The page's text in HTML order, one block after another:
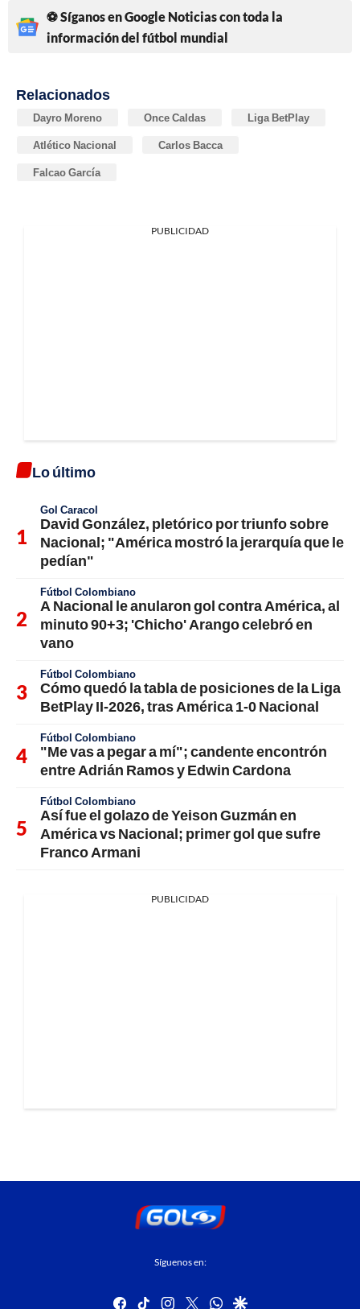
⚽ Síganos en Google Noticias con toda la
información del fútbol mundial
Relacionados
Dayro Moreno Once Caldas Liga BetPlay
Atlético Nacional Carlos Bacca
Falcao García
PUBLICIDAD
Lo último
Gol Caracol
David González, pletórico por triunfo sobre
Nacional; "América mostró la jerarquía que le
pedían"
Fútbol Colombiano
A Nacional le anularon gol contra América, al
minuto 90+3; 'Chicho' Arango celebró en
vano
Fútbol Colombiano
Cómo quedó la tabla de posiciones de la Liga
BetPlay II-2026, tras América 1-0 Nacional
Fútbol Colombiano
"Me vas a pegar a mí"; candente encontrón
entre Adrián Ramos y Edwin Cardona
Fútbol Colombiano
Así fue el golazo de Yeison Guzmán en
América vs Nacional; primer gol que sufre
Franco Armani
PUBLICIDAD
Síguenos en:
facebook
tiktok instagram
twitterwhatsapp
google